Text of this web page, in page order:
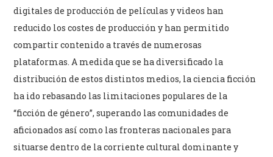
digitales de producción de películas y videos han
reducido los costes de producción y han permitido
compartir contenido a través de numerosas
plataformas. A medida que se ha diversificado la
distribución de estos distintos medios, la ciencia ficción
ha ido rebasando las limitaciones populares de la
“ficción de género”, superando las comunidades de
aficionados así como las fronteras nacionales para
situarse dentro de la corriente cultural dominante y